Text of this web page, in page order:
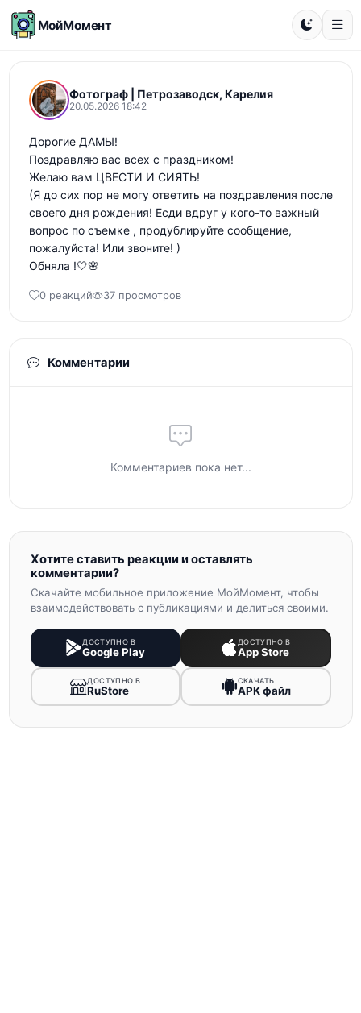
МойМомент
Фотограф | Петрозаводск, Карелия
20.05.2026 18:42
Дорогие ДАМЫ!
Поздравляю вас всех с праздником!
Желаю вам ЦВЕСТИ И СИЯТЬ!
(Я до сих пор не могу ответить на поздравления после
своего дня рождения! Есди вдруг у кого-то важный
вопрос по съемке , продублируйте сообщение,
пожалуйста! Или звоните! )
Обняла !🤍🌸
0 реакций 37 просмотров
Комментарии
Комментариев пока нет...
Хотите ставить реакции и оставлять
комментарии?
Скачайте мобильное приложение МойМомент, чтобы
взаимодействовать с публикациями и делиться своими.
ДОСТУПНО В
Google Play
ДОСТУПНО В
App Store
ДОСТУПНО В
RuStore
СКАЧАТЬ
APK файл